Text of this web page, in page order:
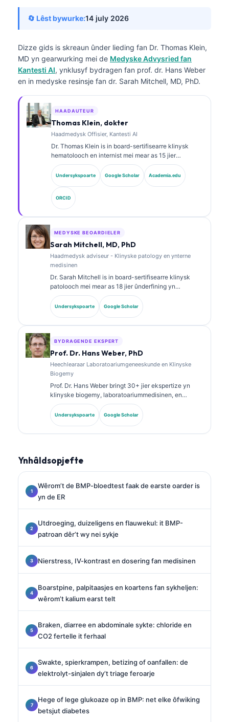
🔄 Lêst bywurke:14 july 2026
Dizze gids is skreaun ûnder lieding fan Dr. Thomas Klein,
MD yn gearwurking mei de Medyske Advysried fan
Kantesti AI, ynklusyf bydragen fan prof. dr. Hans Weber
en in medyske resinsje fan dr. Sarah Mitchell, MD, PhD.
HAADAUTEUR
Thomas Klein, dokter
Haadmedysk Offisier, Kantesti AI
Dr. Thomas Klein is in board-sertifisearre klinysk
hematolooch en internist mei mear as 15 jier
ûnderfining yn laboratoariummedisinen en AI-
oandreaune klinyske analyze. As Chief Medical
Officer by Kantesti AI jout hy klinysk tafersjoch op de
medyske krektens fan it proprietêre neurale netwurk.
Dr. Klein hat wiidweidich publisearre oer
ynterpretaasje fan biomarkers en
laboratoariumdiagnostyk oer ûnderwerpen yn de
Undersykspoarte Google Scholar Academia.edu
ORCID
MEDYSKE BEOARDIELER
Sarah Mitchell, MD, PhD
Haadmedysk adviseur - Klinyske patology en ynterne
medisinen
Dr. Sarah Mitchell is in board-sertifisearre klinysk
patolooch mei mear as 18 jier ûnderfining yn
laboratoariummedisinen en diagnostyske analyse. Se
hat spesjalistyske sertifikaasjes yn klinyske
skiekunde en hat wiidweidich publisearre oer
Undersykspoarte Google Scholar
BYDRAGENDE EKSPERT
Prof. Dr. Hans Weber, PhD
Heechlearaar Laboratoariumgeneeskunde en Klinyske
Biogemy
Prof. Dr. Hans Weber bringt 30+ jier ekspertize yn
klinyske biogemy, laboratoariummedisinen, en
biomarkerûndersyk. Eardere presidint fan de Dútske
Genoatskip foar Klinyske Skiekunde, hy
spesjalisearret him yn analyse fan diagnostyske
Undersykspoarte Google Scholar
Ynhâldsopjefte
Wêrom’t de BMP-bloedtest faak de earste oarder is
yn de ER
Utdroeging, duizeligens en flauwekul: it BMP-
patroan dêr’t wy nei sykje
Nierstress, IV-kontrast en dosering fan medisinen
Boarstpine, palpitaasjes en koartens fan sykheljen:
wêrom’t kalium earst telt
Braken, diarree en abdominale sykte: chloride en
CO2 fertelle it ferhaal
Swakte, spierkrampen, betizing of oanfallen: de
elektrolyt-sinjalen dy’t triage feroarje
Hege of lege glukoaze op in BMP: net elke ôfwiking
betsjut diabetes